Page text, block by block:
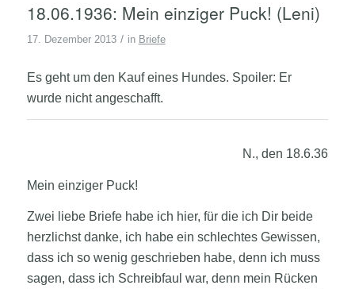
18.06.1936: Mein einziger Puck! (Leni)
17. Dezember 2013 / in Briefe
Es geht um den Kauf eines Hundes. Spoiler: Er
wurde nicht angeschafft.
N., den 18.6.36
Mein einziger Puck!
Zwei liebe Briefe habe ich hier, für die ich Dir beide
herzlichst danke, ich habe ein schlechtes Gewissen,
dass ich so wenig geschrieben habe, denn ich muss
sagen, dass ich Schreibfaul war, denn mein Rücken